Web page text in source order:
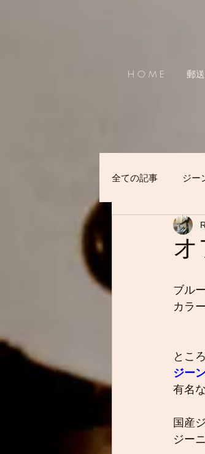
H O M E 郵
全ての記事 ジー
ブル
カラ
とこ
ジー
有名
国産
ジー